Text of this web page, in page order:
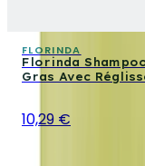
FLORINDA
Florinda
Gras Avec
10,29 €